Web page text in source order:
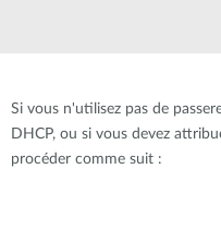
Si vous n'utilisez pas de
DHCP, ou si vous devez
procéder comme suit :